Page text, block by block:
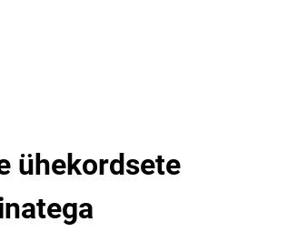
ühekordsete